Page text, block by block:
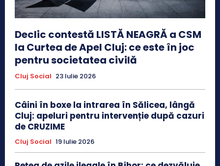
Declic contestă LISTĂ NEAGRĂ a CSM
la Curtea de Apel Cluj: ce este în joc
pentru societatea civilă
Cluj Social 23 Iulie 2026
Câini în boxe la intrarea în Sălicea, lângă
Cluj: apeluri pentru intervenție după cazuri
de CRUZIME
Cluj Social 19 Iulie 2026